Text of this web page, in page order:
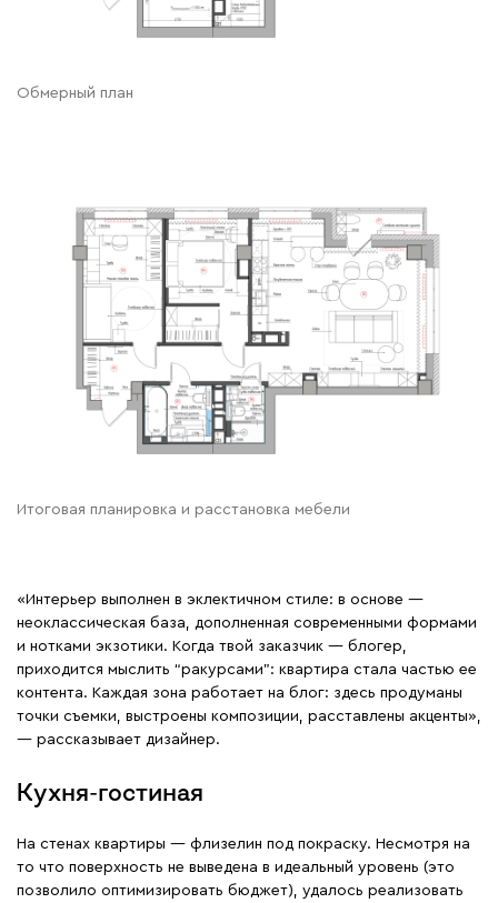
Обмерный план
Итоговая планировка и расстановка мебели
«Интерьер выполнен в эклектичном стиле: в основе —
неоклассическая база, дополненная современными формами
и нотками экзотики. Когда твой заказчик — блогер,
приходится мыслить “ракурсами”: квартира стала частью ее
контента. Каждая зона работает на блог: здесь продуманы
точки съемки, выстроены композиции, расставлены акценты»,
— рассказывает дизайнер.
Кухня-гостиная
На стенах квартиры — флизелин под покраску. Несмотря на
то что поверхность не выведена в идеальный уровень (это
позволило оптимизировать бюджет), удалось реализовать